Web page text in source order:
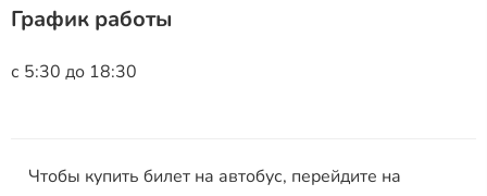
График работы
с 5:30 до 18:30
Чтобы купить билет на автобус, перейдите на